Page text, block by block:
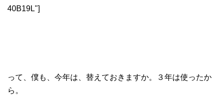
40B19L"]
って、僕も、今年は、替えておきますか。３年は使ったか
ら。